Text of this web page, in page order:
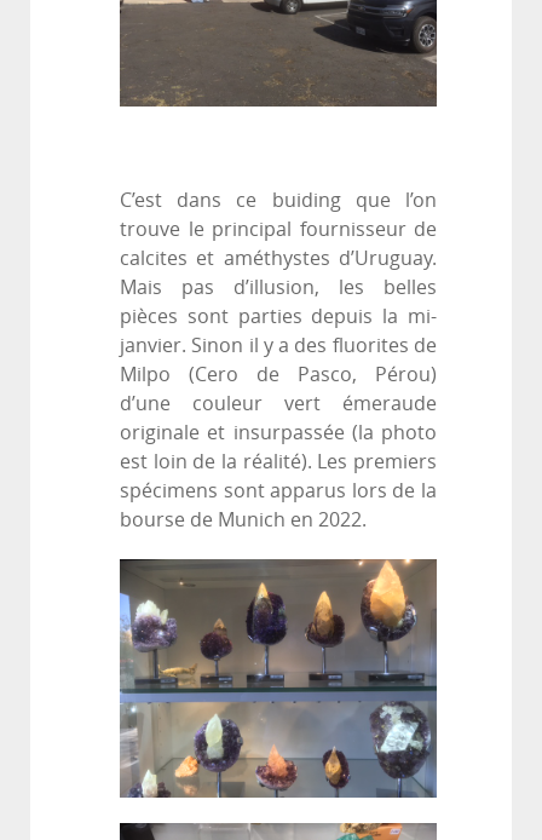
C’est dans ce buiding que l’on
trouve le principal fournisseur de
calcites et améthystes d’Uruguay.
Mais pas d’illusion, les belles
pièces sont parties depuis la mi-
janvier. Sinon il y a des fluorites de
Milpo (Cero de Pasco, Pérou)
d’une couleur vert émeraude
originale et insurpassée (la photo
est loin de la réalité). Les premiers
spécimens sont apparus lors de la
bourse de Munich en 2022.